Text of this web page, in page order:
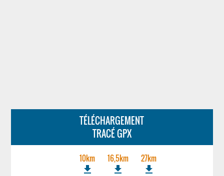
TÉLÉCHARGEMENT
TRACÉ GPX
10km
file_download
16,5km
file_download
27km
file_download